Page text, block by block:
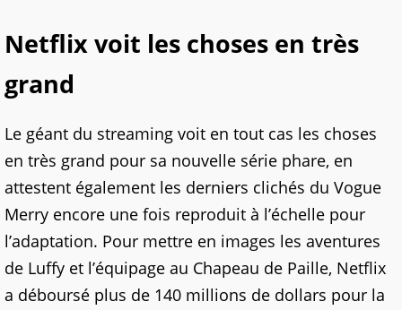
Netflix voit les choses en très
grand
Le géant du streaming voit en tout cas les choses
en très grand pour sa nouvelle série phare, en
attestent également les derniers clichés du Vogue
Merry encore une fois reproduit à l’échelle pour
l’adaptation. Pour mettre en images les aventures
de Luffy et l’équipage au Chapeau de Paille, Netflix
a déboursé plus de 140 millions de dollars pour la